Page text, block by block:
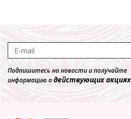
Подпишитесь на новости и получайте
информацию одействующих акциях